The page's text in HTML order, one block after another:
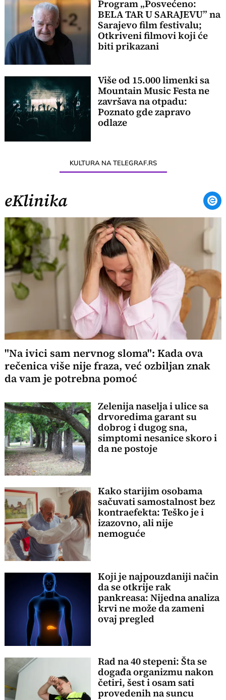
Program „Posvećeno:
BELA TAR U SARAJEVU” na
Sarajevo film festivalu;
Otkriveni filmovi koji će
biti prikazani
Više od 15.000 limenki sa
Mountain Music Festa ne
završava na otpadu:
Poznato gde zapravo
odlaze
KULTURA NA TELEGRAF.RS
eKlinika
"Na ivici sam nervnog sloma": Kada ova
rečenica više nije fraza, već ozbiljan znak
da vam je potrebna pomoć
Zelenija naselja i ulice sa
drvoredima garant su
dobrog i dugog sna,
simptomi nesanice skoro i
da ne postoje
Kako starijim osobama
sačuvati samostalnost bez
kontraefekta: Teško je i
izazovno, ali nije
nemoguće
Koji je najpouzdaniji način
da se otkrije rak
pankreasa: Nijedna analiza
krvi ne može da zameni
ovaj pregled
Rad na 40 stepeni: Šta se
događa organizmu nakon
četiri, šest i osam sati
provedenih na suncu